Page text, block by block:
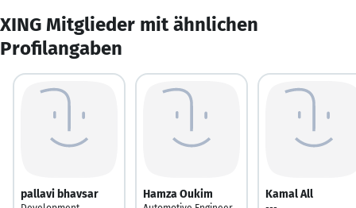
XING Mitglieder mit ähnlichen
Profilangaben
pallavi bhavsar Hamza Oukim Kamal All